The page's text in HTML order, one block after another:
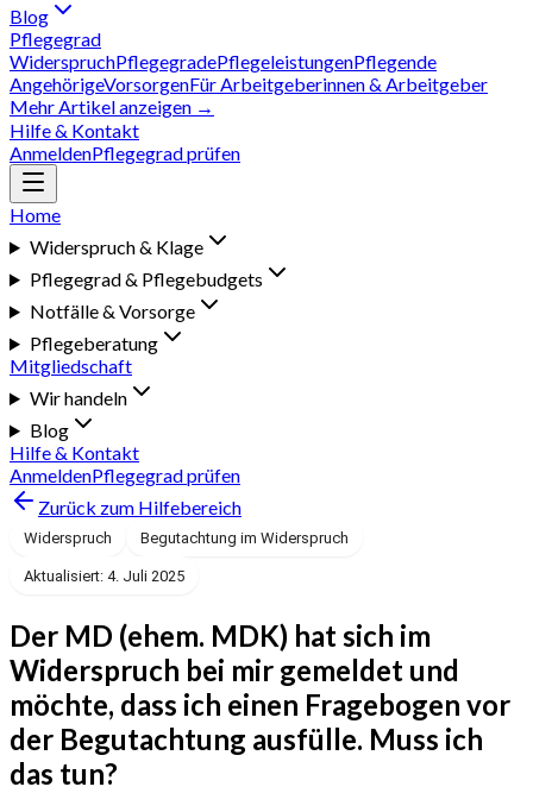
Blog
Pflegegrad
WiderspruchPflegegradePflegeleistungenPflegende
AngehörigeVorsorgenFür Arbeitgeberinnen & Arbeitgeber
Mehr Artikel anzeigen →
Hilfe & Kontakt
AnmeldenPflegegrad prüfen
Home
Widerspruch & Klage
Pflegegrad & Pflegebudgets
Notfälle & Vorsorge
Pflegeberatung
Mitgliedschaft
Wir handeln
Blog
Hilfe & Kontakt
AnmeldenPflegegrad prüfen
Zurück zum Hilfebereich
Widerspruch Begutachtung im Widerspruch
Aktualisiert: 4. Juli 2025
Der MD (ehem. MDK) hat sich im
Widerspruch bei mir gemeldet und
möchte, dass ich einen Fragebogen vor
der Begutachtung ausfülle. Muss ich
das tun?